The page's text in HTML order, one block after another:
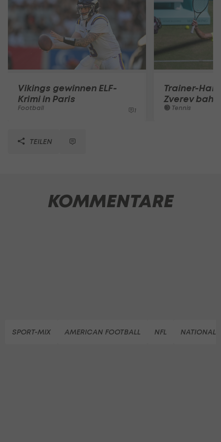
Vikings gewinnen ELF-
Krimi in Paris
Football 1
Trainer-
Zverev
Tennis
TEILEN
KOMMENTARE
SPORT-MIX AMERICAN FOOTBALL NFL NATIONAL